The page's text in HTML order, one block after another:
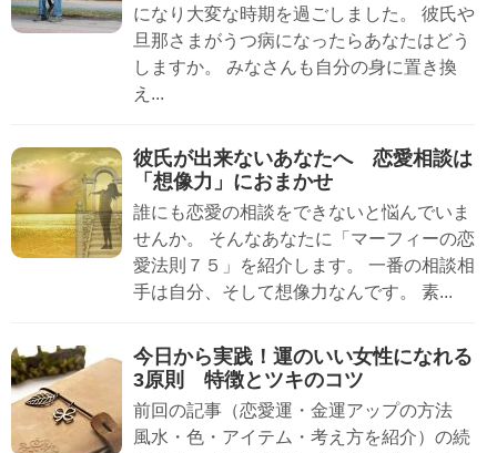
になり大変な時期を過ごしました。 彼氏や
旦那さまがうつ病になったらあなたはどう
しますか。 みなさんも自分の身に置き換
え...
彼氏が出来ないあなたへ 恋愛相談は
「想像力」におまかせ
誰にも恋愛の相談をできないと悩んでいま
せんか。 そんなあなたに「マーフィーの恋
愛法則７５」を紹介します。 一番の相談相
手は自分、そして想像力なんです。 素...
今日から実践！運のいい女性になれる
3原則 特徴とツキのコツ
前回の記事（恋愛運・金運アップの方法
風水・色・アイテム・考え方を紹介）の続